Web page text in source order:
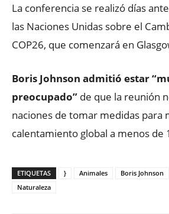
La conferencia se realizó días
las Naciones Unidas sobre el
COP26, que comenzará en
Boris Johnson admitió estar
preocupado” de que la reunión
naciones de tomar medidas para
calentamiento global a menos de
ETIQUETAS } Animales Boris Johnson
Naturaleza